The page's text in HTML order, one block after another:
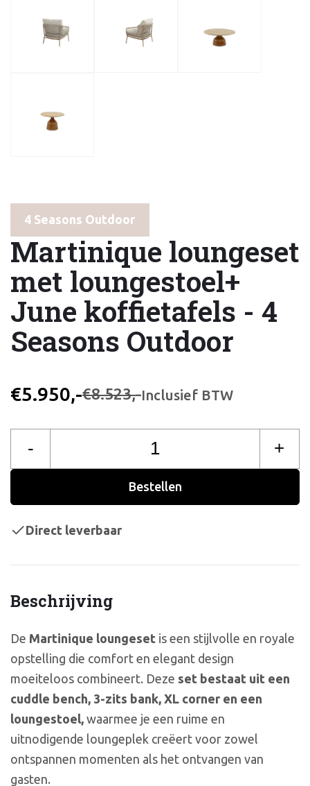
4 Seasons Outdoor
Martinique loungeset
met loungestoel+
June koffietafels - 4
Seasons Outdoor
€5.950,-€8.523,-Inclusief BTW
Beschrijving
De Martinique loungeset is een stijlvolle en royale
opstelling die comfort en elegant design
moeiteloos combineert. Deze set bestaat uit een
cuddle bench, 3-zits bank, XL corner en een
loungestoel, waarmee je een ruime en
uitnodigende loungeplek creëert voor zowel
ontspannen momenten als het ontvangen van
gasten.
- +
Bestellen
Direct leverbaar